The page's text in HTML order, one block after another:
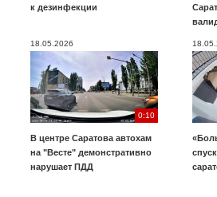
к дезинфекции
18.05.2026
0:10
В центре Саратова автохам
на "Весте" демонстративно
нарушает ПДД